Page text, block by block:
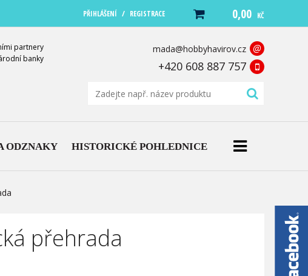
PŘIHLÁŠENÍ / REGISTRACE 0,00 KČ
partnery
banky
mada@hobbyhavirov.cz @
+420 608 887 757
ODZNAKY HISTORICKÉ POHLEDNICE
přehrada